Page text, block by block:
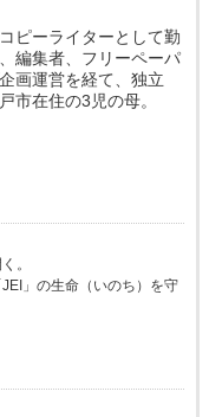
ピーライターとして勤
編集者、フリーペーパ
画運営を経て、独立
市在住の3児の母。
。
」の生命（いのち）を守